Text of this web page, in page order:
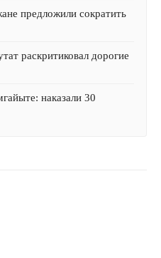
предложили сократить
раскритиковал дорогие
наказали 30